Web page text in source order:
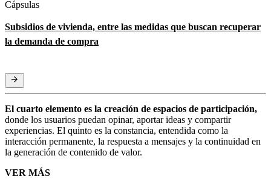
Cápsulas
Subsidios de vivienda, entre las medidas que buscan recuperar
la demanda de compra
El cuarto elemento es la creación de espacios de participación,
donde los usuarios puedan opinar, aportar ideas y compartir
experiencias. El quinto es la constancia, entendida como la
interacción permanente, la respuesta a mensajes y la continuidad en
la generación de contenido de valor.
VER MÁS